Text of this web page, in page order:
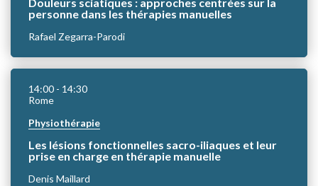
personne dans les thérapies manuelles
Rafael Zegarra-Parodi
14:00 - 14:30
Rome
Physiothérapie
Les lésions fonctionnelles sacro-iliaques et leur
prise en charge en thérapie manuelle
Denis Maillard